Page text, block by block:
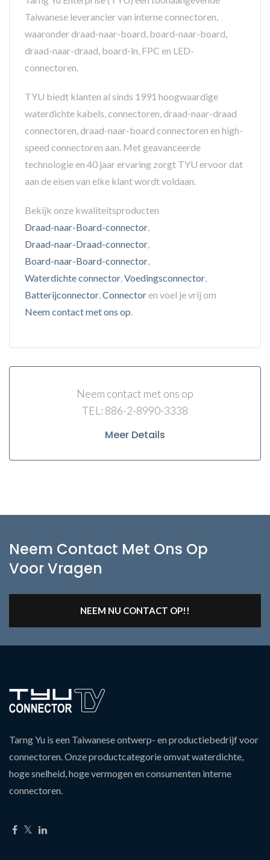
Taiwanese leverancier van interne connectoren,
waaronder draad-naar-board, board-naar-board,
draad-naar-draad, board-in, FPC en LED-
connectoren.
TYU biedt klanten al sinds 1991 hoogwaardige
waterdichte kabels, connectoren, draad-naar-draad
connectoren, draad-naar-board connectoren en high-
speed connectoren aan. Met geavanceerde
technologie en 40 jaar ervaring zorgt TYU ervoor dat
aan de eisen van elke klant wordt voldaan.
Bekijk onze kwaliteitsproducten
Draad-naar-Board-connector,
Draad-naar-Draad-connector,
Board-naar-Board-connector,
Waterdichte connector,Voedingsconnector,
Batterijconnector,Connectoren voel je vrij om
Neem contact met ons op.
Neem contact met ons op
TEL: 886-2-8990-3338
Meer Details
Neem Contact Met Ons Op
Voor Vragen
NEEM NU CONTACT OP!!
Tarng Yu is een Taiwanese ontwerp- en productiebedrijf voor
connectoren. Onze productcategorie omvat waterdichte,
hoge snelheid, hoge vermogen en consumenten interne
connectoren.